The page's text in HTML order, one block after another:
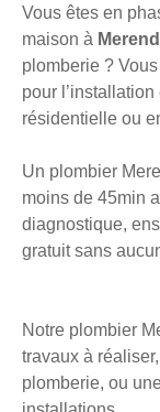
Vous êtes en
maison à
plomberie ?
pour
résidentielle ou
Un plombier
moins de 45min
diagnostique,
gratuit sans
Notre plombier
travaux à
plomberie, ou